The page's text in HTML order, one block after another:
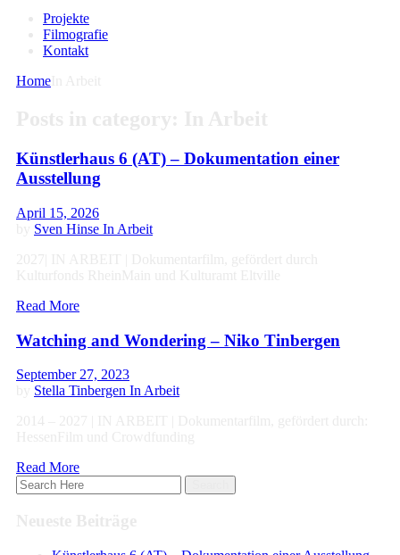
Projekte
Filmografie
Kontakt
Home
Künstlerhaus 6 (AT) – Dokumentation einer
Ausstellung
April 15, 2026
Sven Hinse In Arbeit
Read More
Watching and Wondering – Niko Tinbergen
September 27, 2023
Stella Tinbergen In Arbeit
Read More